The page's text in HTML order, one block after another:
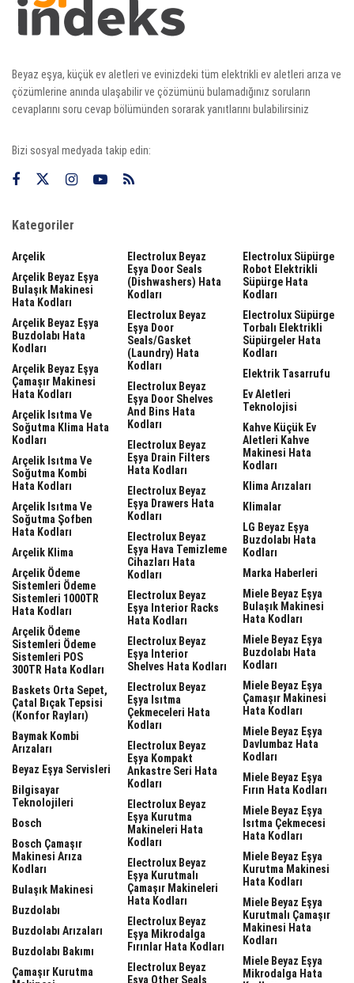
Beyaz eşya, küçük ev aletleri ve evinizdeki tüm elektrikli ev aletleri arıza ve
çözümlerine anında ulaşabilir ve çözümünü bulamadığınız soruların
cevaplarını soru cevap bölümünden sorarak yanıtlarını bulabilirsiniz
Bizi sosyal medyada takip edin:
Kategoriler
Arçelik
Arçelik Beyaz Eşya
Bulaşık Makinesi
Hata Kodları
Arçelik Beyaz Eşya
Buzdolabı Hata
Kodları
Arçelik Beyaz Eşya
Çamaşır Makinesi
Hata Kodları
Arçelik Isıtma Ve
Soğutma Klima Hata
Kodları
Arçelik Isıtma Ve
Soğutma Kombi
Hata Kodları
Arçelik Isıtma Ve
Soğutma Şofben
Hata Kodları
Arçelik Klima
Arçelik Ödeme
Sistemleri Ödeme
Sistemleri 1000TR
Hata Kodları
Arçelik Ödeme
Sistemleri Ödeme
Sistemleri POS
300TR Hata Kodları
Baskets Orta Sepet,
Çatal Bıçak Tepsisi
(Konfor Rayları)
Baymak Kombi
Arızaları
Beyaz Eşya Servisleri
Bilgisayar
Teknolojileri
Bosch
Bosch Çamaşır
Makinesi Arıza
Kodları
Bulaşık Makinesi
Buzdolabı
Buzdolabı Arızaları
Buzdolabı Bakımı
Çamaşır Kurutma
Electrolux Beyaz
Eşya Door Seals
(dishwashers) Hata
Kodları
Electrolux Beyaz
Eşya Door
Seals/gasket
(laundry) Hata
Kodları
Electrolux Beyaz
Eşya Door Shelves
And Bins Hata
Kodları
Electrolux Beyaz
Eşya Drain Filters
Hata Kodları
Electrolux Beyaz
Eşya Drawers Hata
Kodları
Electrolux Beyaz
Eşya Hava Temizleme
Cihazları Hata
Kodları
Electrolux Beyaz
Eşya Interior Racks
Hata Kodları
Electrolux Beyaz
Eşya Interior
Shelves Hata Kodları
Electrolux Beyaz
Eşya Isıtma
Çekmeceleri Hata
Kodları
Electrolux Beyaz
Eşya Kompakt
Ankastre Seri Hata
Kodları
Electrolux Beyaz
Eşya Kurutma
Makineleri Hata
Kodları
Electrolux Beyaz
Eşya Kurutmalı
Çamaşır Makineleri
Hata Kodları
Electrolux Beyaz
Eşya Mikrodalga
Fırınlar Hata Kodları
Electrolux Beyaz
Eşya Other Seals
Electrolux Süpürge
Robot Elektrikli
Süpürge Hata
Kodları
Electrolux Süpürge
Torbalı Elektrikli
Süpürgeler Hata
Kodları
Elektrik Tasarrufu
Ev Aletleri
Teknolojisi
Kahve Küçük Ev
Aletleri Kahve
Makinesi Hata
Kodları
Klima Arızaları
Klimalar
LG Beyaz Eşya
Buzdolabı Hata
Kodları
Marka Haberleri
Miele Beyaz Eşya
Bulaşık Makinesi
Hata Kodları
Miele Beyaz Eşya
Buzdolabı Hata
Kodları
Miele Beyaz Eşya
Çamaşır Makinesi
Hata Kodları
Miele Beyaz Eşya
Davlumbaz Hata
Kodları
Miele Beyaz Eşya
Fırın Hata Kodları
Miele Beyaz Eşya
Isıtma Çekmecesi
Hata Kodları
Miele Beyaz Eşya
Kurutma Makinesi
Hata Kodları
Miele Beyaz Eşya
Kurutmalı Çamaşır
Makinesi Hata
Kodları
Miele Beyaz Eşya
Mikrodalga Hata